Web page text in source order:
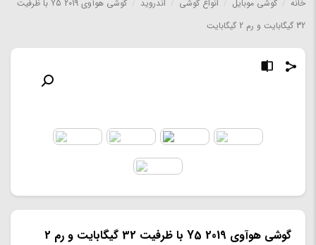
خانه گوشی موبایل انواع گوشی اندروید
گوشی هوآوی Y5 2019 با ظرفیت
32 گیگابایت و رم 2 گیگابایت
گوشی هوآوی Y5 2019 با ظرفیت 32 گیگابایت و رم 2